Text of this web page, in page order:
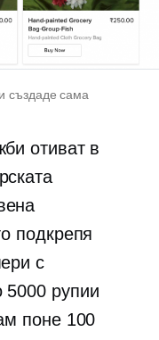
създаде сама
отиват в
подкрепя
с
5000 рупии
поне 100